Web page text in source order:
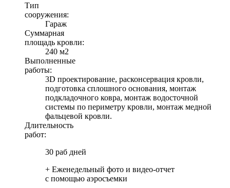
Тип
сооружения:
Гараж
Суммарная
площадь кровли:
240 м2
Выполненные
работы:
3D проектирование, расконсервация кровли,
подготовка сплошного основания, монтаж
подкладочного ковра, монтаж водосточной
системы по периметру кровли, монтаж медной
фальцевой кровли.
Длительность
работ:
30 раб дней
+ Еженедельный фото и видео-отчет
с помощью аэросъемки